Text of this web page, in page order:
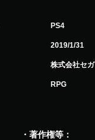
PS4
2019/1/31
株式会社セガ
RPG
・著作権等：